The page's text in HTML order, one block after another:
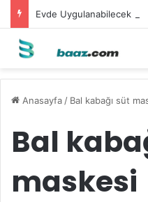
Evde Uygulanabilecek
Anasayfa / Bal kabağı süt
Bal
maskesi